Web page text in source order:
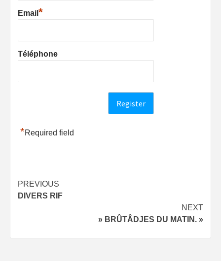
Email *
Téléphone
*Required field
Post
navigation
PREVIOUS
DIVERS RIF
NEXT
» BRÛTÂDJES DU MATIN. »